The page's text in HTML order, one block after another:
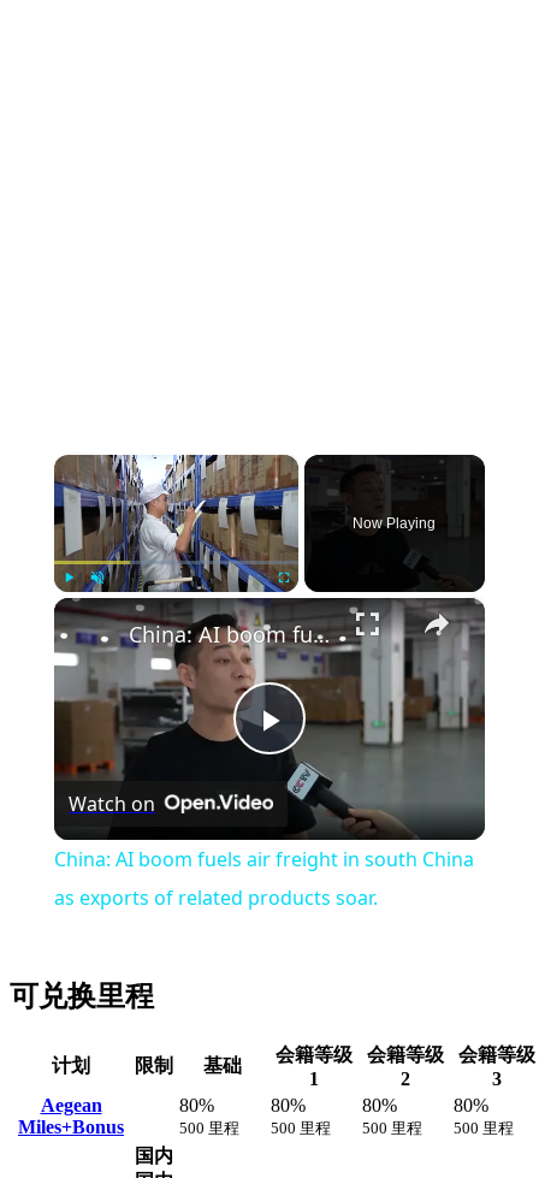
×
Play
Now Playing
×
Play
Video
China: AI boom fuels air freight in south China as exports of related products soar.
Watch on
China: AI boom fuels air freight in south China
as exports of related products soar.
可兑换里程
计划 限制 基础
会籍等级
1
会籍等级
2
会籍等级
3
Aegean
Miles+Bonus
80%
500 里程
80%
500 里程
80%
500 里程
80%
500 里程
国内